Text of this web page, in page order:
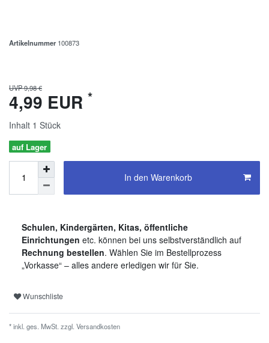
Artikelnummer 100873
UVP 9,98 €
4,99 EUR *
Inhalt 1 Stück
auf Lager
In den Warenkorb
Schulen, Kindergärten, Kitas, öffentliche
Einrichtungen etc. können bei uns selbstverständlich auf
Rechnung bestellen. Wählen Sie im Bestellprozess
„Vorkasse“ – alles andere erledigen wir für Sie.
Wunschliste
* inkl. ges. MwSt. zzgl. Versandkosten